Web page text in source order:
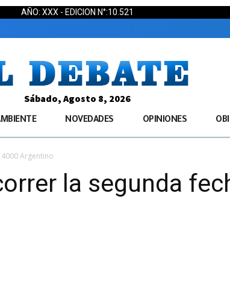
AÑO: XXX - EDICION N°:10.521
Sábado, Agosto 8, 2026
NOVEDADES OPINIONES
Argentino
la segunda